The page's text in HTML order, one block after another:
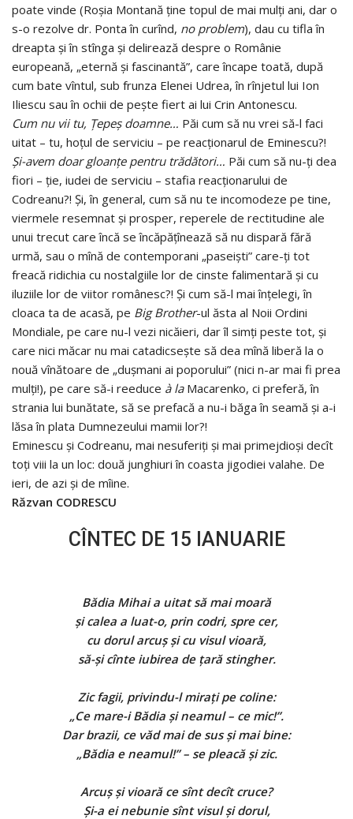
poate vinde (Roşia Montană ţine topul de mai mulţi ani, dar o
s-o rezolve dr. Ponta în curînd, no problem), dau cu tifla în
dreapta şi în stînga şi delirează despre o Românie
europeană, „eternă şi fascinantă”, care încape toată, după
cum bate vîntul, sub frunza Elenei Udrea, în rînjetul lui Ion
Iliescu sau în ochii de peşte fiert ai lui Crin Antonescu.
Cum nu vii tu, Ţepeş doamne… Păi cum să nu vrei să-l faci
uitat – tu, hoţul de serviciu – pe reacţionarul de Eminescu?!
Şi-avem doar gloanţe pentru trădători… Păi cum să nu-ţi dea
fiori – ţie, iudei de serviciu – stafia reacţionarului de
Codreanu?! Şi, în general, cum să nu te incomodeze pe tine,
viermele resemnat şi prosper, reperele de rectitudine ale
unui trecut care încă se încăpăţînează să nu dispară fără
urmă, sau o mînă de contemporani „paseişti” care-ţi tot
freacă ridichia cu nostalgiile lor de cinste falimentară şi cu
iluziile lor de viitor românesc?! Şi cum să-l mai înţelegi, în
cloaca ta de acasă, pe Big Brother-ul ăsta al Noii Ordini
Mondiale, pe care nu-l vezi nicăieri, dar îl simţi peste tot, şi
care nici măcar nu mai catadicseşte să dea mînă liberă la o
nouă vînătoare de „duşmani ai poporului” (nici n-ar mai fi prea
mulţi!), pe care să-i reeduce à la Macarenko, ci preferă, în
strania lui bunătate, să se prefacă a nu-i băga în seamă şi a-i
lăsa în plata Dumnezeului mamii lor?!
Eminescu şi Codreanu, mai nesuferiţi şi mai primejdioşi decît
toţi viii la un loc: două junghiuri în coasta jigodiei valahe. De
ieri, de azi şi de mîine.
Răzvan CODRESCU
CÎNTEC DE 15 IANUARIE
Bădia Mihai a uitat să mai moară
şi calea a luat-o, prin codri, spre cer,
cu dorul arcuş şi cu visul vioară,
să-şi cînte iubirea de ţară stingher.
Zic fagii, privindu-l miraţi pe coline:
„Ce mare-i Bădia şi neamul – ce mic!”.
Dar brazii, ce văd mai de sus şi mai bine:
„Bădia e neamul!” – se pleacă şi zic.
Arcuş şi vioară ce sînt decît cruce?
Şi-a ei nebunie sînt visul şi dorul,